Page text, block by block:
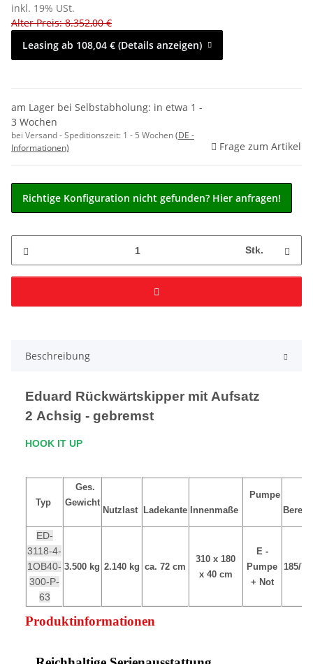
inkl. 19% USt.
Alter Preis: 8.352,00 €
Leasing ab 108,04 € (Details anzeigen)
am Lager bei Selbstabholung: in etwa 1 -
3 Wochen
bei Versand - Speditionszeit: 1 - 5 Wochen(DE -
Informationen)
Frage zum Artikel
Richtige Konfiguration nicht gefunden? Hier anfragen!
Stk.
Beschreibung
Eduard Rückwärtskipper mit Aufsatz
2 Achsig - gebremst
HOOK IT UP
Typ
Ges.
Gewicht
Nutzlast Ladekante Innenmaße
Pumpe
ED-
3118-4-
1OB40-
300-P-
63
3.500 kg 2.140 kg ca. 72 cm
310 x 180
x 40 cm
E -
Pumpe
+ Not
185/
Produktinformationen